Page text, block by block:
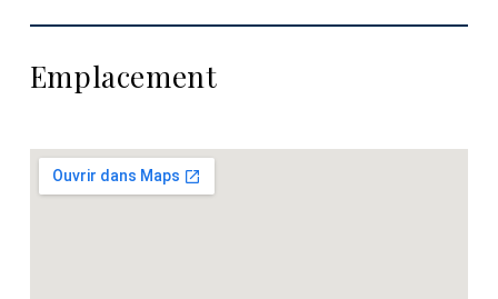
Emplacement